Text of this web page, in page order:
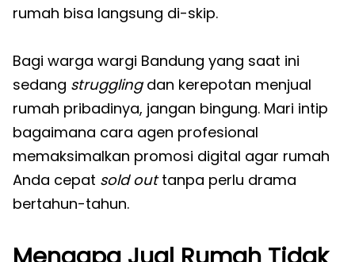
rumah bisa langsung di-skip.
Bagi warga wargi Bandung yang saat ini
sedang strugglingdan kerepotan menjual
rumah pribadinya, jangan bingung. Mari intip
bagaimana cara agen profesional
memaksimalkan promosi digital agar rumah
Anda cepat sold outtanpa perlu drama
bertahun-tahun.